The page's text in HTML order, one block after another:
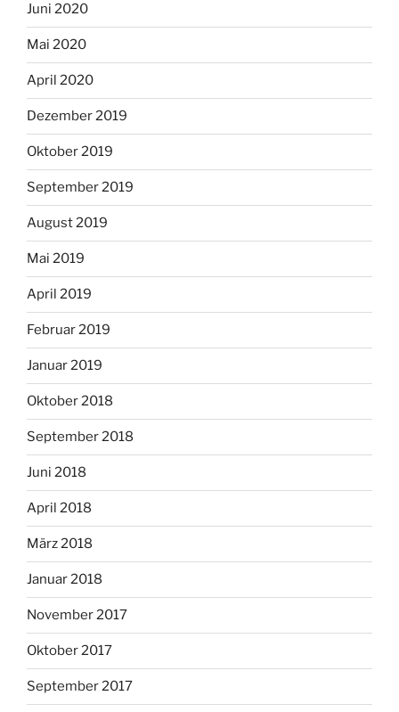
Juni 2020
Mai 2020
April 2020
Dezember 2019
Oktober 2019
September 2019
August 2019
Mai 2019
April 2019
Februar 2019
Januar 2019
Oktober 2018
September 2018
Juni 2018
April 2018
März 2018
Januar 2018
November 2017
Oktober 2017
September 2017